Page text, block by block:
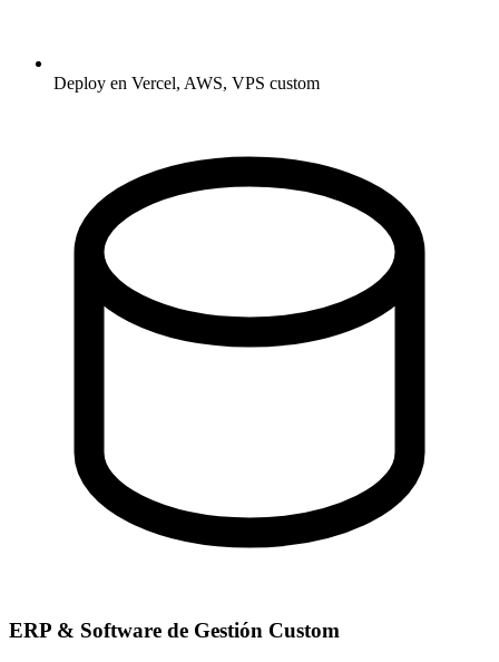
Deploy en Vercel, AWS, VPS custom
ERP & Software de Gestión Custom